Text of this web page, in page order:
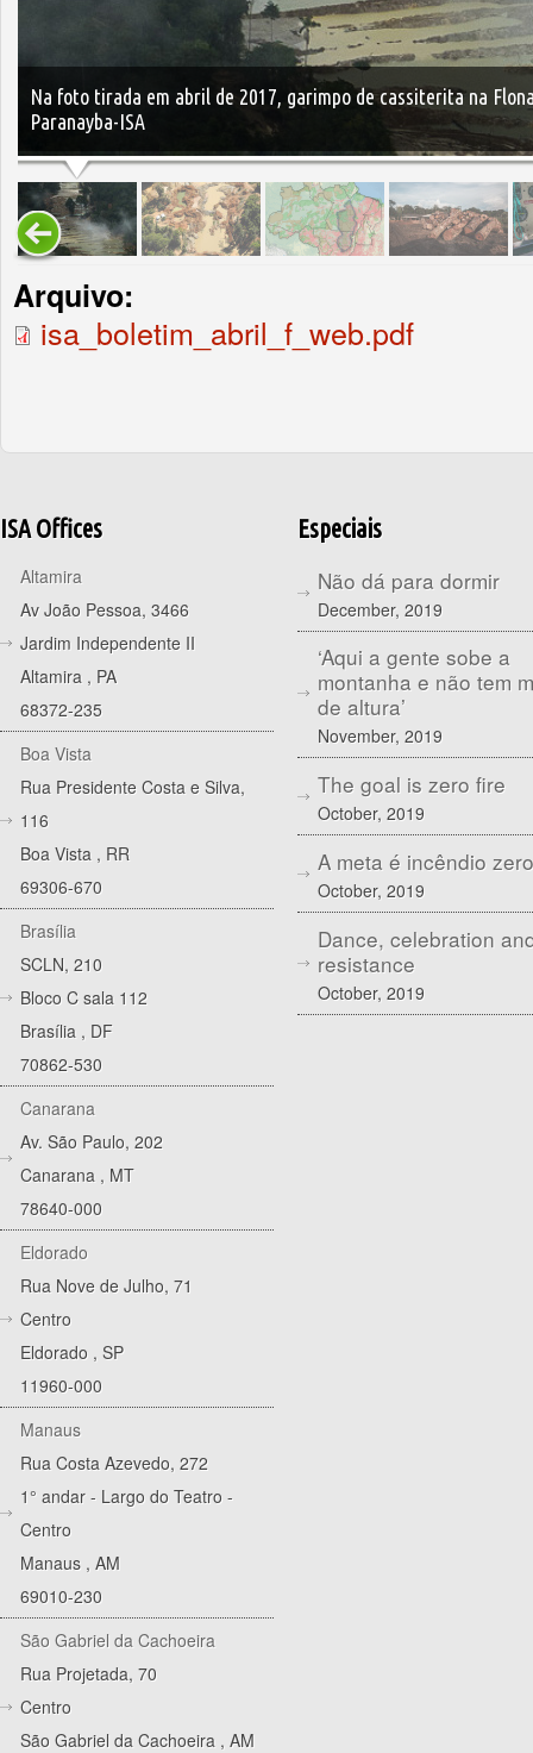
Na foto tirada em abril de 2017, garimpo de cassiterita na
Paranayba-ISA
Arquivo:
isa_boletim_abril_f_web.pdf
ISA Offices
Altamira
Av João Pessoa, 3466
Jardim Independente II
Altamira , PA
68372-235
Boa Vista
Rua Presidente Costa e Silva,
116
Boa Vista , RR
69306-670
Brasília
SCLN, 210
Bloco C sala 112
Brasília , DF
70862-530
Canarana
Av. São Paulo, 202
Canarana , MT
78640-000
Eldorado
Rua Nove de Julho, 71
Centro
Eldorado , SP
11960-000
Manaus
Rua Costa Azevedo, 272
1° andar - Largo do Teatro -
Centro
Manaus , AM
69010-230
São Gabriel da Cachoeira
Rua Projetada, 70
Centro
São Gabriel da Cachoeira , AM
Especiais
Não dá para dormir
December, 2019
‘Aqui a gente sobe a
montanha e não tem
de altura’
November, 2019
The goal is zero fire
October, 2019
A meta é incêndio zero
October, 2019
Dance, celebration
resistance
October, 2019